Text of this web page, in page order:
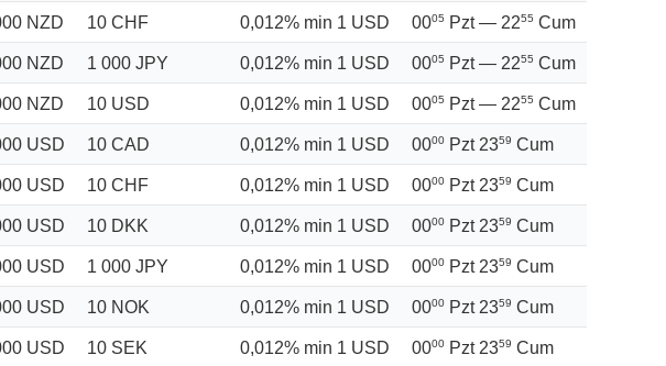
NZD 10 CHF 0,012% min 1 USD 0005 Pzt — 2255 Cum
NZD 1 000 JPY 0,012% min 1 USD 0005 Pzt — 2255 Cum
NZD 10 USD 0,012% min 1 USD 0005 Pzt — 2255 Cum
USD 10 CAD 0,012% min 1 USD 0000 Pzt 2359 Cum
USD 10 CHF 0,012% min 1 USD 0000 Pzt 2359 Cum
USD 10 DKK 0,012% min 1 USD 0000 Pzt 2359 Cum
USD 1 000 JPY 0,012% min 1 USD 0000 Pzt 2359 Cum
USD 10 NOK 0,012% min 1 USD 0000 Pzt 2359 Cum
USD 10 SEK 0,012% min 1 USD 0000 Pzt 2359 Cum